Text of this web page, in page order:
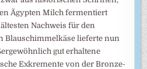
Ägypten Milch fermentiert
Nachweis für den
Blauschimmelkäse lieferte nun
gut erhaltene
Exkremente von der Bronze-